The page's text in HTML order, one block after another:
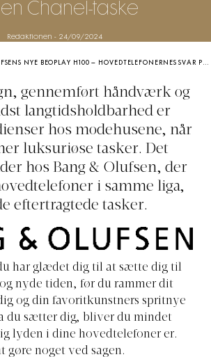
Chanel-taske
Redaktionen - 24/09/2024
NYE BEOPLAY H100 – HOVEDTELEFONERNES SVAR PÅ EN CHANEL-TASKE
gennemført håndværk og
langtidsholdbarhed er
hos modehusene, når
luksuriøse tasker. Det
hos Bang & Olufsen, der
i samme liga,
eftertragtede tasker.
har glædet dig til at sætte dig til
nyde tiden, før du rammer dit
og din favoritkunstners spritnye
du sætter dig, bliver du mindet
lyden i dine hovedtelefoner er.
gøre noget ved sagen.